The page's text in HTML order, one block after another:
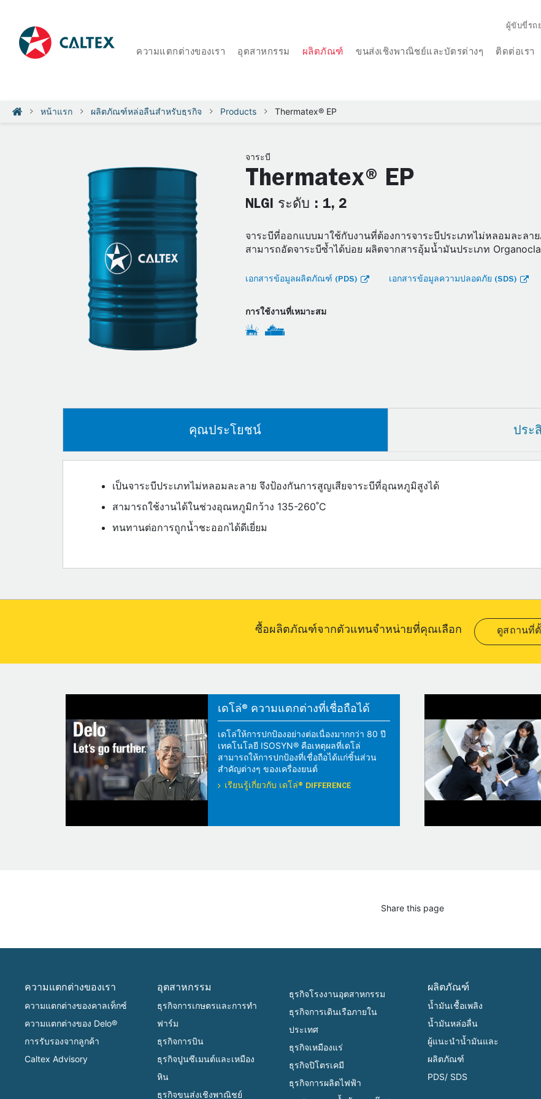
ผู้ขับขี่รถ
ความแตกต่างของเรา อุตสาหกรรม ผลิตภัณฑ์ ขนส่งเชิงพาณิชย์และบัตรต่างๆ ติดต่อเรา
หน้าแรก ผลิตภัณฑ์หล่อลื่นสำหรับธุรกิจ Products Thermatex® EP
จาระบี
Thermatex® EP
NLGI ระดับ : 1, 2
จาระบีที่ออกแบบมาใช้กับงานที่ต้องการจาระบีประเภทไม่หลอมละล
สามารถอัดจาระบีซ้ำได้บ่อย ผลิตจากสารอุ้มน้ำมันประเภท
เอกสารข้อมูลผลิตภัณฑ์ (PDS) เอกสารข้อมูลความปลอดภัย (SDS)
การใช้งานที่เหมาะสม
คุณประโยชน์ ประ
เป็นจาระบีประเภทไม่หลอมละลาย จึงป้องกันการสูญเสียจาระบีที่อุณหภูมิสูงได้
สามารถใช้งานได้ในช่วงอุณหภูมิกว้าง 135-260˚C
ทนทานต่อการถูกน้ำชะออกได้ดีเยี่ยม
ซื้อผลิตภัณฑ์จากตัวแทนจำหน่ายที่คุณเลือก ดูสถานที่
เดโล่® ความแตกต่างที่เชื่อถือได้
เดโล่ให้การปกป้องอย่างต่อเนื่องมากกว่า 80 ปี
เทคโนโลยี ISOSYN® คือเหตุผลที่เดโล่
สามารถให้การปกป้องที่เชื่อถือได้แก่ชิ้นส่วน
สำคัญต่างๆ ของเครื่องยนต์
เรียนรู้เกี่ยวกับ เดโล่® DIFFERENCE
Share this page
ความแตกต่างของเรา
ความแตกต่างของคาลเท็กซ์
ความแตกต่างของ Delo®
การรับรองจากลูกค้า
Caltex Advisory
อุตสาหกรรม
ธุรกิจการเกษตรและการทำ
ฟาร์ม
ธุรกิจการบิน
ธุรกิจปูนซีเมนต์และเหมือง
หิน
ธุรกิจขนส่งเชิงพาณิชย์
ธุรกิจโรงงานอุตสาหกรรม
ธุรกิจการเดินเรือภายใน
ประเทศ
ธุรกิจเหมืองแร่
ธุรกิจปิโตรเคมี
ธุรกิจการผลิตไฟฟ้า
ผลิตภัณฑ์
น้ำมันเชื้อเพลิง
น้ำมันหล่อลื่น
ผู้แนะนำน้ำมันและ
ผลิตภัณฑ์
PDS/ SDS